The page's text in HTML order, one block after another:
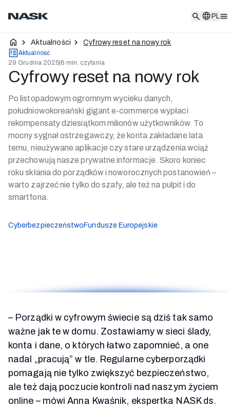
PL
Aktualności Cyfrowy reset na nowy rok
Aktualność
29 Grudnia 2025 6 min. czytania
Cyfrowy reset na nowy rok
Po listopadowym ogromnym wycieku danych,
południowokoreański gigant e-commerce wypłaci
rekompensaty dziesiątkom milionów użytkowników. To
mocny sygnał ostrzegawczy, że konta zakładane lata
temu, nieużywane aplikacje czy stare urządzenia wciąż
przechowują nasze prywatne informacje. Skoro koniec
roku skłania do porządków i noworocznych postanowień –
warto zajrzeć nie tylko do szafy, ale też na pulpit i do
smartfona.
Cyberbezpieczeństwo Fundusze Europejskie
– Porządki w cyfrowym świecie są dziś tak samo
ważne jak te w domu. Zostawiamy w sieci ślady,
konta i dane, o których łatwo zapomnieć, a one
nadal „pracują” w tle. Regularne cyberporządki
pomagają nie tylko zwiększyć bezpieczeństwo,
ale też dają poczucie kontroli nad naszym życiem
online – mówi Anna Kwaśnik, ekspertka NASK ds.